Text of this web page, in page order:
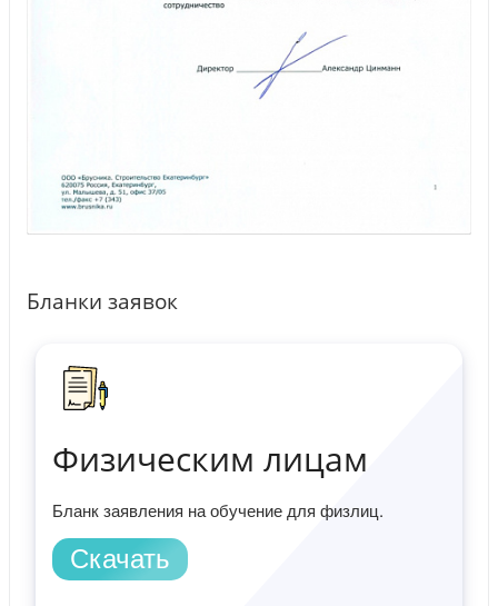
Бланки заявок
Физическим лицам
Бланк заявления на обучение для физлиц.
Скачать